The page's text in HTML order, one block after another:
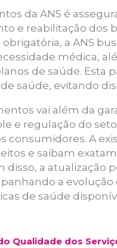
da ANS é
e reabilitação dos
a ANS
médica,
de saúde. Esta
saúde, evitando
vai além da
e regulação do
consumidores. A
e saibam
disso, a atualização
a
de saúde
Qualidade dos